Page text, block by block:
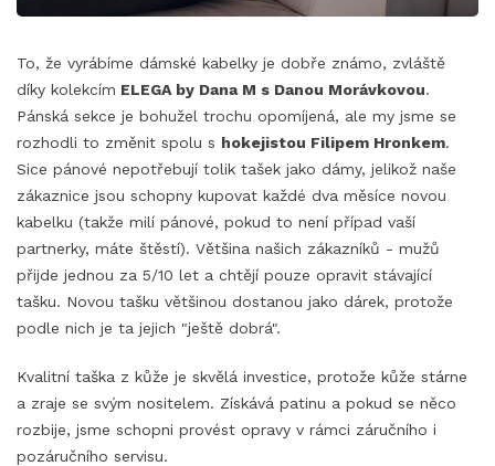
To, že vyrábíme dámské kabelky je dobře známo, zvláště
díky kolekcím ELEGA by Dana M s Danou Morávkovou.
Pánská sekce je bohužel trochu opomíjená, ale my jsme se
rozhodli to změnit spolu s hokejistou Filipem Hronkem.
Sice pánové nepotřebují tolik tašek jako dámy, jelikož naše
zákaznice jsou schopny kupovat každé dva měsíce novou
kabelku (takže milí pánové, pokud to není případ vaší
partnerky, máte štěstí). Většina našich zákazníků - mužů
přijde jednou za 5/10 let a chtějí pouze opravit stávající
tašku. Novou tašku většinou dostanou jako dárek, protože
podle nich je ta jejich "ještě dobrá".
Kvalitní taška z kůže je skvělá investice, protože kůže stárne
a zraje se svým nositelem. Získává patinu a pokud se něco
rozbije, jsme schopni provést opravy v rámci záručního i
pozáručního servisu.